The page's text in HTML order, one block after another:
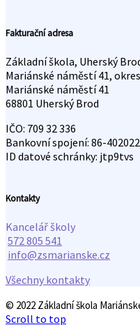
Fakturační adresa
Základní škola, Uherský
Mariánské náměstí 41,
Mariánské náměstí 41
68801 Uherský Brod
IČO: 709 32 336
Bankovní spojení: 86-
ID datové schránky: jtp9tvs
Kontakty
Kancelář školy
572 805 541
info@zsmarianske.cz
Všechny kontakty
© 2022 Základní škola
Scroll to top